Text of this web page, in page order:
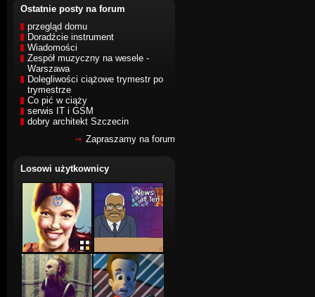
Ostatnie posty na forum
przegląd domu
Doradźcie instrument
Wiadomości
Zespół muzyczny na wesele -
Warszawa
Dolegliwości ciążowe trymestr po
trymestrze
Co pić w ciąży
serwis IT i GSM
dobry architekt Szczecin
Zapraszamy na forum
Losowi użytkownicy